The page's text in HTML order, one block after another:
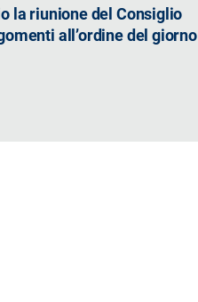
la riunione del Consiglio
all’ordine del giorno